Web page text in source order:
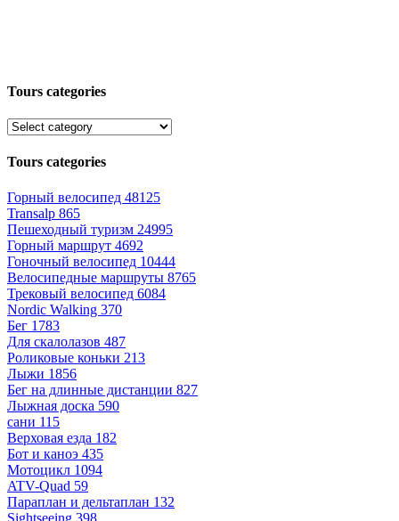
Tours categories
Tours categories
Горный велосипед 48125
Transalp 865
Пешеходный туризм 24995
Горный маршрут 4692
Гоночный велосипед 10444
Велосипедные маршруты 8765
Трековый велосипед 6084
Nordic Walking 370
Бег 1783
Для скалолазов 487
Роликовые коньки 213
Лыжи 1856
Бег на длинные дистанции 827
Лыжная доска 590
сани 115
Верховая езда 182
Бот и каноэ 435
Мотоцикл 1094
ATV-Quad 59
Параплан и дельтаплан 132
Sightseeing 398